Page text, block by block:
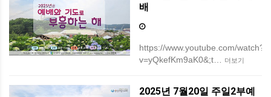
배
https://www.youtube.com/watch?
v=yQkefKm9aK0&;t…
더보기
2025년 7월20일 주일2부예